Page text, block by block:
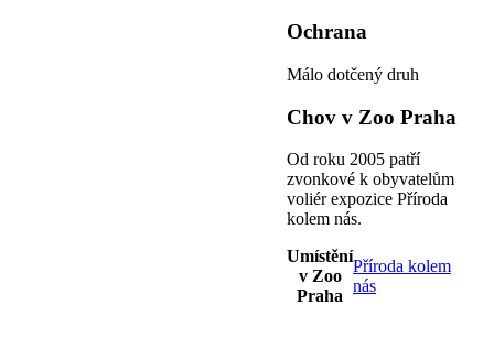
Ochrana
Málo dotčený druh
Chov v Zoo Praha
Od roku 2005 patří
zvonkové k obyvatelům
voliér expozice Příroda
kolem nás.
Umístění
v Zoo
Praha
Příroda kolem
nás